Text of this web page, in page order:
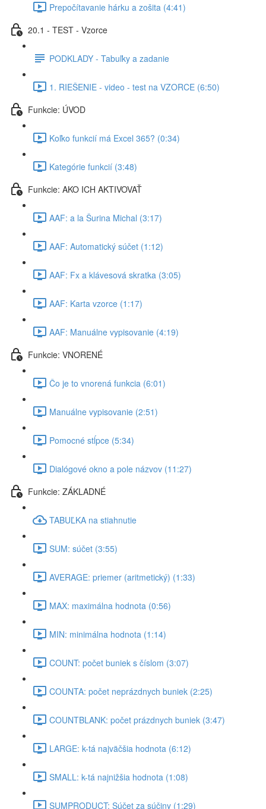
Prepočítavanie hárku a zošita (4:41)
20.1 - TEST - Vzorce
PODKLADY - Tabuľky a zadanie
1. RIEŠENIE - video - test na VZORCE (6:50)
Funkcie: ÚVOD
Koľko funkcií má Excel 365? (0:34)
Kategórie funkcií (3:48)
Funkcie: AKO ICH AKTIVOVAŤ
AAF: a la Šurina Michal (3:17)
AAF: Automatický súčet (1:12)
AAF: Fx a klávesová skratka (3:05)
AAF: Karta vzorce (1:17)
AAF: Manuálne vypisovanie (4:19)
Funkcie: VNORENÉ
Čo je to vnorená funkcia (6:01)
Manuálne vypisovanie (2:51)
Pomocné stĺpce (5:34)
Dialógové okno a pole názvov (11:27)
Funkcie: ZÁKLADNÉ
TABUĽKA na stiahnutie
SUM: súčet (3:55)
AVERAGE: priemer (aritmetický) (1:33)
MAX: maximálna hodnota (0:56)
MIN: minimálna hodnota (1:14)
COUNT: počet buniek s číslom (3:07)
COUNTA: počet neprázdnych buniek (2:25)
COUNTBLANK: počet prázdnych buniek (3:47)
LARGE: k-tá najväčšia hodnota (6:12)
SMALL: k-tá najnižšia hodnota (1:08)
SUMPRODUCT: Súčet za súčiny (1:29)